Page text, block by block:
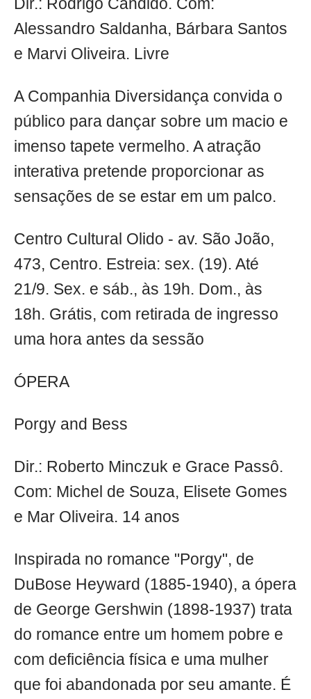
Dir.: Rodrigo Cândido. Com:
Alessandro Saldanha, Bárbara Santos
e Marvi Oliveira. Livre
A Companhia Diversidança convida o
público para dançar sobre um macio e
imenso tapete vermelho. A atração
interativa pretende proporcionar as
sensações de se estar em um palco.
Centro Cultural Olido - av. São João,
473, Centro. Estreia: sex. (19). Até
21/9. Sex. e sáb., às 19h. Dom., às
18h. Grátis, com retirada de ingresso
uma hora antes da sessão
ÓPERA
Porgy and Bess
Dir.: Roberto Minczuk e Grace Passô.
Com: Michel de Souza, Elisete Gomes
e Mar Oliveira. 14 anos
Inspirada no romance "Porgy", de
DuBose Heyward (1885-1940), a ópera
de George Gershwin (1898-1937) trata
do romance entre um homem pobre e
com deficiência física e uma mulher
que foi abandonada por seu amante. É